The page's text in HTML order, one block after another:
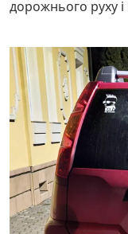
дорожнього руху